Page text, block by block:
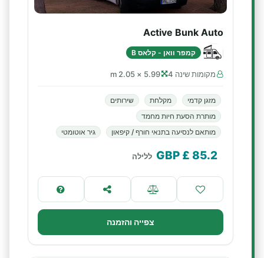
Active Bunk Auto
קמפר וואן - קלאס B
מקומות שינה 4 5.99 × 2.05 m
מזגן קדמי מקלחת
שירותים
מותרת הסעת חיות מחמד
מותאם לנסיעה בתנאי חורף / קיפאון
גיר אוטומטי
85.2
£ GBP ללילה
צפייה והזמנה